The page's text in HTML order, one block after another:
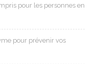
pour les personnes en
pour prévenir vos